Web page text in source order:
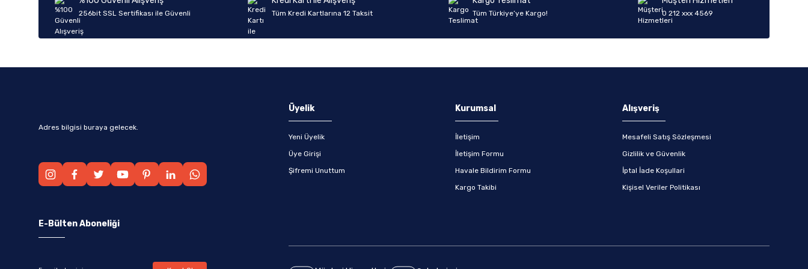
Ürün fiyatı diğer sitelerden daha pahalı.
Bu ürüne benzer farklı alternatifler olmalı.
256bit SSL Sertifikası ile Güvenli Tüm Kredi Kartlarına 12 Taksit Tüm Türkiye’ye Kargo! 0 212 xxx 4569
Adres bilgisi buraya gelecek.
Üyelik
Yeni Üyelik
Üye Girişi
Şifremi Unuttum
Kurumsal
İletişim
İletişim Formu
Havale Bildirim Formu
Kargo Takibi
Alışveriş
Mesafeli Satış Sözleşmesi
Gizlilik ve Güvenlik
İptal İade Koşullari
Kişisel Veriler Politikası
E-Bülten Aboneliği